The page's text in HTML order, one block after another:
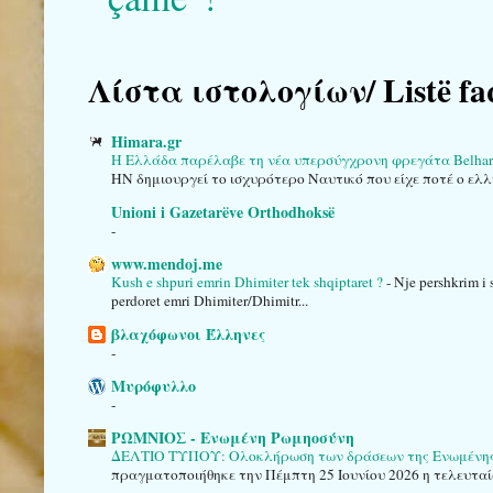
Λίστα ιστολογίων/ Listë
Himara.gr
Η Ελλάδα παρέλαβε τη νέα υπερσύγχρονη φρεγάτα
HN δημιουργεί το ισχυρότερο Ναυτικό που είχε ποτέ ο
Unioni i Gazetarëve Orthodhoksë
-
www.mendoj.me
Kush e shpuri emrin Dhimiter tek shqiptaret ?-Nje pershkrim i
perdoret emri Dhimiter/Dhimitr...
βλαχόφωνοι Έλληνες
-
Μυρόφυλλο
-
ΡΩΜΝΙΟΣ - Ενωμένη Ρωμηοσύνη
ΔΕΛΤΙΟ ΤΥΠΟΥ: Ολοκλήρωση των δράσεων της Ενωμένης
πραγματοποιήθηκε την Πέμπτη 25 Ιουνίου 2026 η